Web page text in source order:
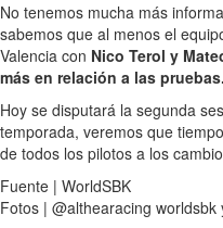
No tenemos mucha más
sabemos que al menos el
Valencia con Nico Terol y
más en relación a las pruebas.
Hoy se disputará la segunda
temporada, veremos que
de todos los pilotos a los
Fuente | WorldSBK
Fotos | @althearacing worldsbk